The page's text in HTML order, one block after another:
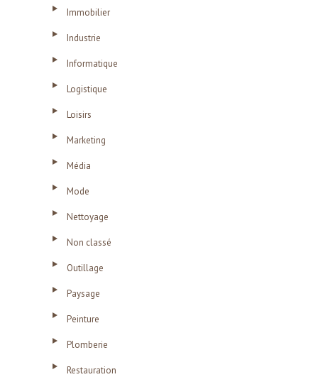
Immobilier
Industrie
Informatique
Logistique
Loisirs
Marketing
Média
Mode
Nettoyage
Non classé
Outillage
Paysage
Peinture
Plomberie
Restauration